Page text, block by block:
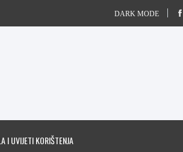
DARK MODE
I UVIJETI KORIŠTENJA